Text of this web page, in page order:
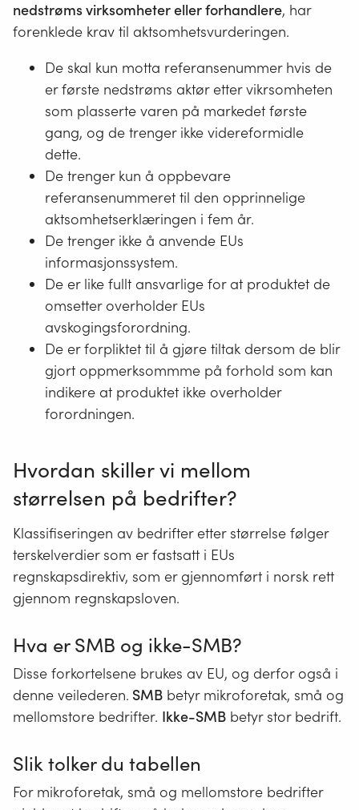
nedstrøms virksomheter eller forhandlere, har
forenklede krav til aktsomhetsvurderingen.
De skal kun motta referansenummer hvis de
er første nedstrøms aktør etter vikrsomheten
som plasserte varen på markedet første
gang, og de trenger ikke videreformidle
dette.
De trenger kun å oppbevare
referansenummeret til den opprinnelige
aktsomhetserklæringen i fem år.
De trenger ikke å anvende EUs
informasjonssystem.
De er like fullt ansvarlige for at produktet de
omsetter overholder EUs
avskogingsforordning.
De er forpliktet til å gjøre tiltak dersom de blir
gjort oppmerksommme på forhold som kan
indikere at produktet ikke overholder
forordningen.
Hvordan skiller vi mellom
størrelsen på bedrifter?
Klassifiseringen av bedrifter etter størrelse følger
terskelverdier som er fastsatt i EUs
regnskapsdirektiv, som er gjennomført i norsk rett
gjennom regnskapsloven.
Hva er SMB og ikke-SMB?
Disse forkortelsene brukes av EU, og derfor også i
denne veilederen. SMB betyr mikroforetak, små og
mellomstore bedrifter. Ikke-SMB betyr stor bedrift.
Slik tolker du tabellen
For mikroforetak, små og mellomstore bedrifter